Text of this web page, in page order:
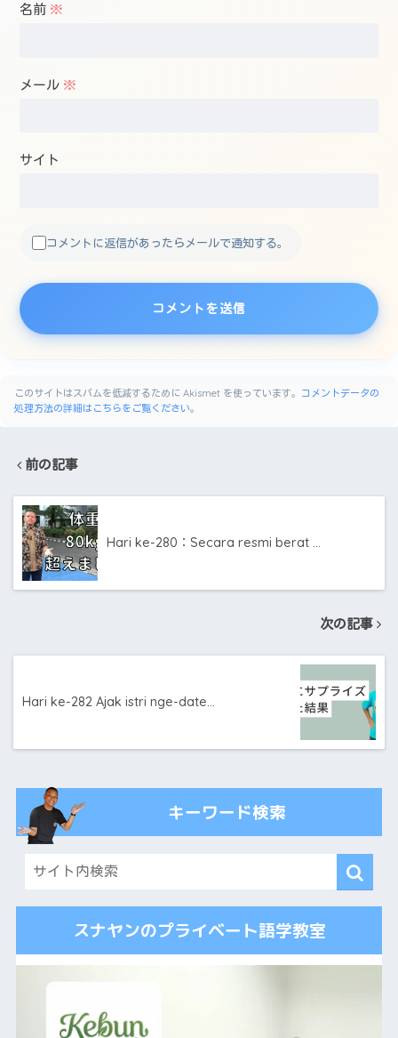
名前 ※
メール ※
サイト
コメントに返信があったらメールで通知する。
このサイトはスパムを低減するために Akismet を使っています。 コメントデータの
処理方法の詳細はこちらをご覧ください。
前の記事
Hari ke-280：Secara resmi berat …
次の記事
Hari ke-282 Ajak istri nge-date…
キーワード検索
スナヤンのプライベート語学教室